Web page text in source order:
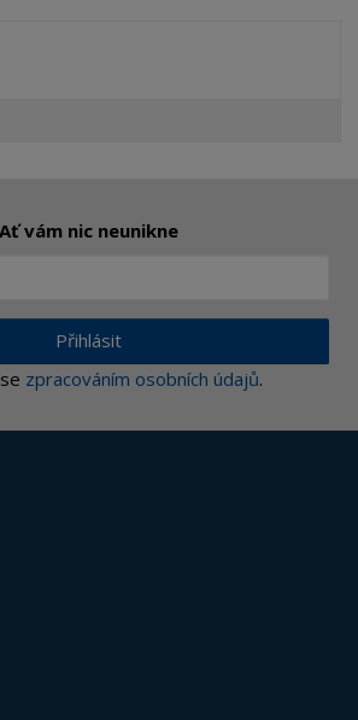
Ať vám nic neunikne
Přihlásit
zpracováním osobních údajů.